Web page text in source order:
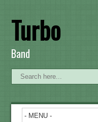
Turbo
Band